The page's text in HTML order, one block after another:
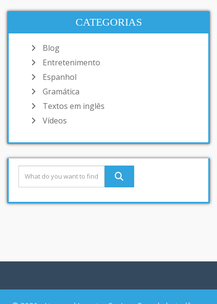
CATEGORIAS
Blog
Entretenimento
Espanhol
Gramática
Textos em inglês
Vídeos